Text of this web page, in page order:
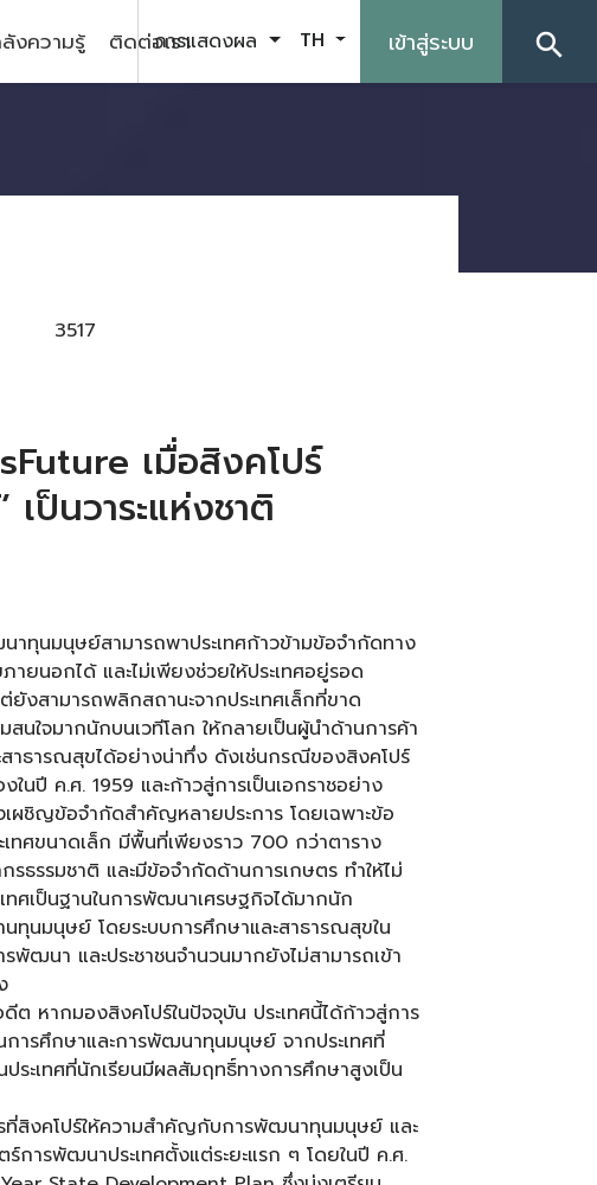
งความรู้ ติดต่อเราการแสดงผล TH เข้าสู่ระบบ search
3517
เมื่อสิงคโปร์
เป็นวาระแห่งชาติ
าทุนมนุษย์สามารถพาประเทศก้าวข้ามข้อจำกัดทาง
ยนอกได้ และไม่เพียงช่วยให้ประเทศอยู่รอด
งสามารถพลิกสถานะจากประเทศเล็กที่ขาด
สนใจมากนักบนเวทีโลก ให้กลายเป็นผู้นำด้านการค้า
สาธารณสุขได้อย่างน่าทึ่ง ดังเช่นกรณีของสิงคโปร์
ในปี ค.ศ. 1959 และก้าวสู่การเป็นเอกราชอย่าง
ผชิญข้อจำกัดสำคัญหลายประการ โดยเฉพาะข้อ
ทศขนาดเล็ก มีพื้นที่เพียงราว 700 กว่าตาราง
รธรรมชาติ และมีข้อจำกัดด้านการเกษตร ทำให้ไม่
ศเป็นฐานในการพัฒนาเศรษฐกิจได้มากนัก
ทุนมนุษย์ โดยระบบการศึกษาและสาธารณสุขใน
ฒนา และประชาชนจำนวนมากยังไม่สามารถเข้า
ต หากมองสิงคโปร์ในปัจจุบัน ประเทศนี้ได้ก้าวสู่การ
การศึกษาและการพัฒนาทุนมนุษย์ จากประเทศที่
ระเทศที่นักเรียนมีผลสัมฤทธิ์ทางการศึกษาสูงเป็น
ที่สิงคโปร์ให้ความสำคัญกับการพัฒนาทุนมนุษย์ และ
ร์การพัฒนาประเทศตั้งแต่ระยะแรก ๆ โดยในปี ค.ศ.